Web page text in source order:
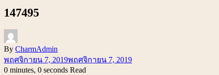
147495
By CharmAdmin
พฤศจิกายน 7, 2019พฤศจิกายน 7, 2019
0 minutes, 0 seconds Read